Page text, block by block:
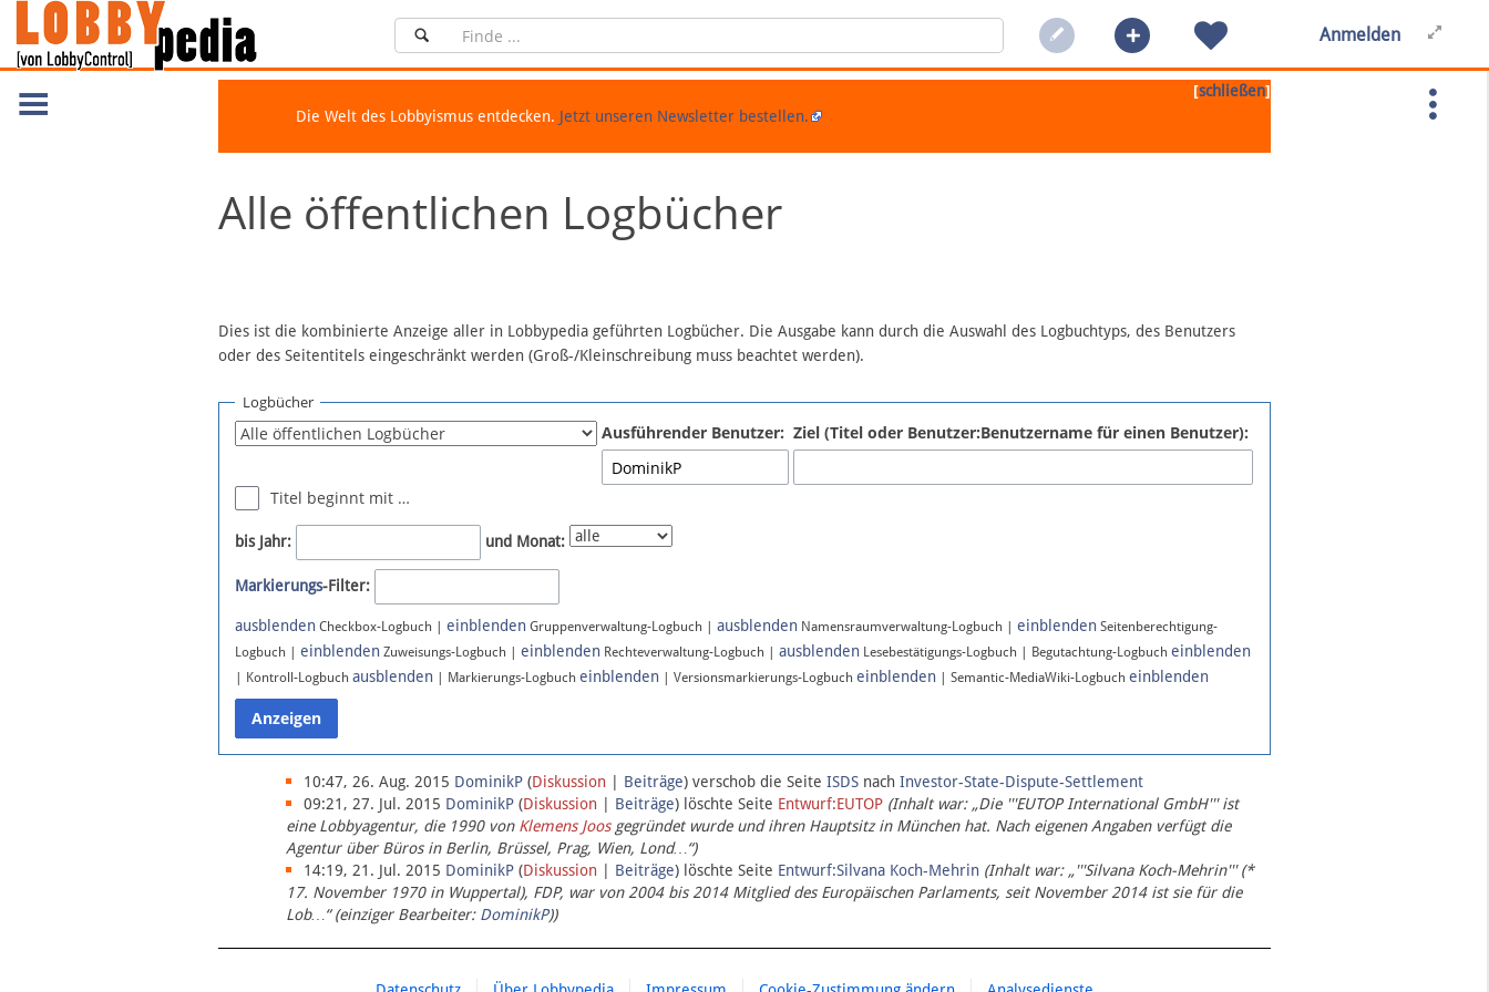
Anmelden
[schließen]
Die Welt des Lobbyismus entdecken. Jetzt unseren Newsletter bestellen.
Alle öffentlichen Logbücher
Dies ist die kombinierte Anzeige aller in Lobbypedia geführten Logbücher. Die Ausgabe kann durch die Auswahl des Logbuchtyps, des Benutzers
oder des Seitentitels eingeschränkt werden (Groß-/Kleinschreibung muss beachtet werden).
Logbücher
Ausführender Benutzer: Ziel (Titel oder Benutzer:Benutzername für einen Benutzer):
Titel beginnt mit …
bis Jahr: und Monat:
Markierungs-Filter:
ausblenden Checkbox-Logbuch | einblenden Gruppenverwaltung-Logbuch | ausblenden Namensraumverwaltung-Logbuch | einblenden Seitenberechtigung-
Logbuch | einblenden Zuweisungs-Logbuch | einblenden Rechteverwaltung-Logbuch | ausblenden Lesebestätigungs-Logbuch | Begutachtung-Logbuch einblenden
| Kontroll-Logbuch ausblenden | Markierungs-Logbuch einblenden | Versionsmarkierungs-Logbuch einblenden | Semantic-MediaWiki-Logbuch einblenden
10:47, 26. Aug. 2015 DominikP (Diskussion | Beiträge) verschob die Seite ISDS nach Investor-State-Dispute-Settlement
09:21, 27. Jul. 2015 DominikP (Diskussion | Beiträge) löschte Seite Entwurf:EUTOP (Inhalt war: „Die '''EUTOP International GmbH''' ist
eine Lobbyagentur, die 1990 von Klemens Joosgegründet wurde und ihren Hauptsitz in München hat. Nach eigenen Angaben verfügt die
Agentur über Büros in Berlin, Brüssel, Prag, Wien, Lond…“)
14:19, 21. Jul. 2015 DominikP (Diskussion | Beiträge) löschte Seite Entwurf:Silvana Koch-Mehrin (Inhalt war: „'''Silvana Koch-Mehrin''' (*
17. November 1970 in Wuppertal), FDP, war von 2004 bis 2014 Mitglied des Europäischen Parlaments, seit November 2014 ist sie für die
Lob…“ (einziger Bearbeiter: DominikP))